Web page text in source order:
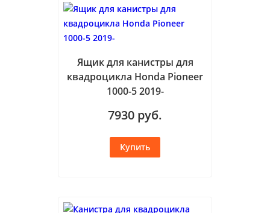
Ящик для канистры для
квадроцикла Honda Pioneer
1000-5 2019-
7930 руб.